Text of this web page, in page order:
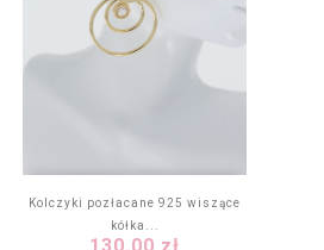
Kolczyki pozłacane 925 wiszące
kółka...
Cena